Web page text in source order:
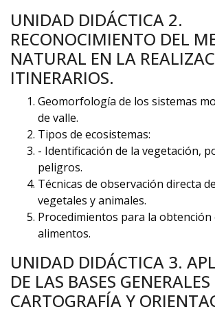
UNIDAD DIDÁCTICA 2.
RECONOCIMIENTO DEL
NATURAL EN LA
ITINERARIOS.
Geomorfología de los sistemas
de valle.
Tipos de ecosistemas:
- Identificación de la vegetación,
peligros.
Técnicas de observación directa
vegetales y animales.
Procedimientos para la obtención
alimentos.
UNIDAD DIDÁCTICA 3.
DE LAS BASES GENERALES
CARTOGRAFÍA Y